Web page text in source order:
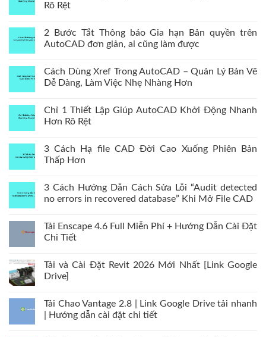
Rõ Rệt
2 Bước Tắt Thông báo Gia hạn Bản quyền trên
AutoCAD đơn giản, ai cũng làm được
Cách Dùng Xref Trong AutoCAD – Quản Lý Bản Vẽ
Dễ Dàng, Làm Việc Nhẹ Nhàng Hơn
Chỉ 1 Thiết Lập Giúp AutoCAD Khởi Động Nhanh
Hơn Rõ Rệt
3 Cách Hạ file CAD Đời Cao Xuống Phiên Bản
Thấp Hơn
3 Cách Hướng Dẫn Cách Sửa Lỗi “Audit detected
no errors in recovered database” Khi Mở File CAD
Tải Enscape 4.6 Full Miễn Phí + Hướng Dẫn Cài Đặt
Chi Tiết
Tải và Cài Đặt Revit 2026 Mới Nhất [Link Google
Drive]
Tải Chao Vantage 2.8 | Link Google Drive tải nhanh
| Hướng dẫn cài đặt chi tiết